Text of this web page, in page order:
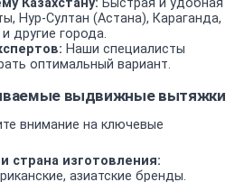
Нур-Султан (Астана), Караганда,
другие города.
Наши специалисты
оптимальный вариант.
выдвижные вытяжки
внимание на ключевые
страна изготовления:
азиатские бренды.